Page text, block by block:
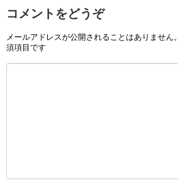
コメントをどうぞ
メールアドレスが公開されることはありません。
須項目です